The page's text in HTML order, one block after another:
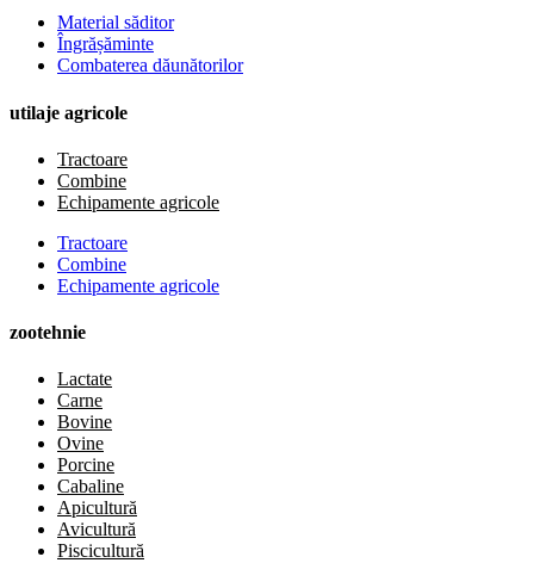
Material săditor
Îngrășăminte
Combaterea dăunătorilor
utilaje agricole
Tractoare
Combine
Echipamente agricole
Tractoare
Combine
Echipamente agricole
zootehnie
Lactate
Carne
Bovine
Ovine
Porcine
Cabaline
Apicultură
Avicultură
Piscicultură